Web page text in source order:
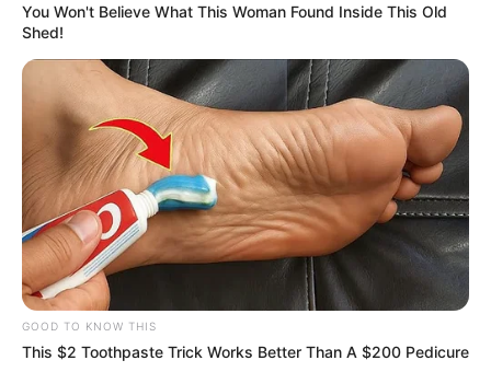
You Won't Believe What This Woman Found Inside This Old
Shed!
GOOD TO KNOW THIS
This $2 Toothpaste Trick Works Better Than A $200 Pedicure